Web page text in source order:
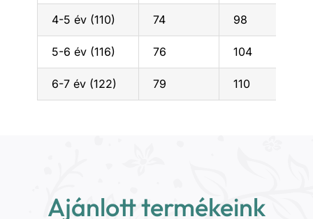
4-5 év (110) 74 98
5-6 év (116) 76 104
6-7 év (122) 79 110
Ajánlott termékeink